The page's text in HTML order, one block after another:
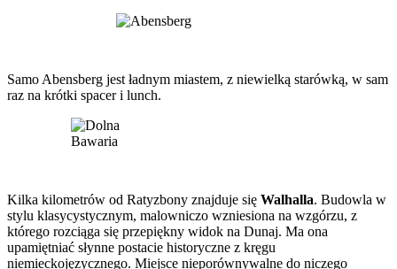
Samo Abensberg jest ładnym miastem, z niewielką starówką, w sam
raz na krótki spacer i lunch.
Kilka kilometrów od Ratyzbony znajduje się Walhalla. Budowla w
stylu klasycystycznym, malowniczo wzniesiona na wzgórzu, z
którego rozciąga się przepiękny widok na Dunaj. Ma ona
upamiętniać słynne postacie historyczne z kręgu
niemieckojęzycznego. Miejsce nieporównywalne do niczego